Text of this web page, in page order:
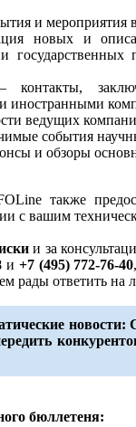
и мероприятия
новых и
государственных
контакты,
иностранными
ведущих
события
и обзоры
также
с вашим
и за
и +7 (495) 772-76-40
рады ответить
новости:
бюллетеня: